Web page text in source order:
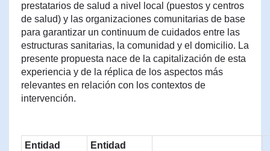
prestatarios de salud a nivel local (puestos y centros
de salud) y las organizaciones comunitarias de base
para garantizar un continuum de cuidados entre las
estructuras sanitarias, la comunidad y el domicilio. La
presente propuesta nace de la capitalización de esta
experiencia y de la réplica de los aspectos más
relevantes en relación con los contextos de
intervención.
Entidad
Entidad